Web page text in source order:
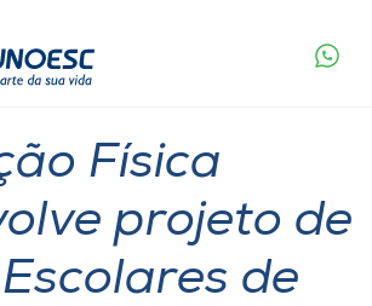
Estudante
Física
projeto de
de